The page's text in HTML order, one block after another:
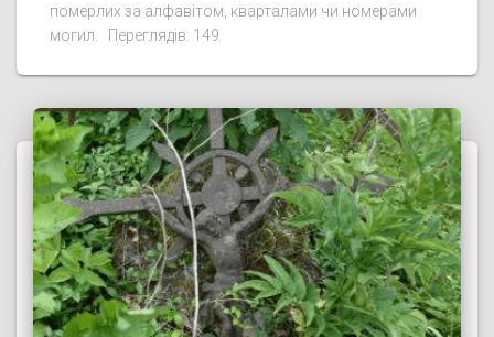
померлих за алфавітом, кварталами чи номерами
могил. Переглядів: 149